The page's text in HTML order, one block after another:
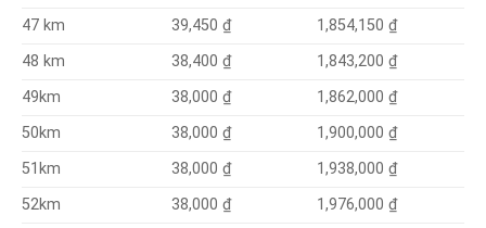
47 km
39,450 ₫
1,854,150 ₫
48 km
38,400 ₫
1,843,200 ₫
49km
38,000 ₫
1,862,000 ₫
50km
38,000 ₫
1,900,000 ₫
51km
38,000 ₫
1,938,000 ₫
52km
38,000 ₫
1,976,000 ₫